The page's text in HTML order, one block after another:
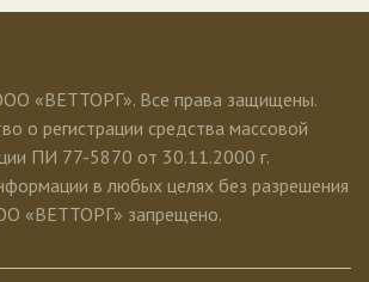
«ВЕТТОРГ». Все права защищены.
о регистрации средства массовой
ПИ 77-5870 от 30.11.2000 г.
в любых целях без разрешения
«ВЕТТОРГ» запрещено.